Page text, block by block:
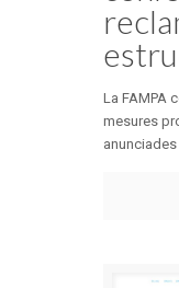
La FAMPA
mesures
anunciades